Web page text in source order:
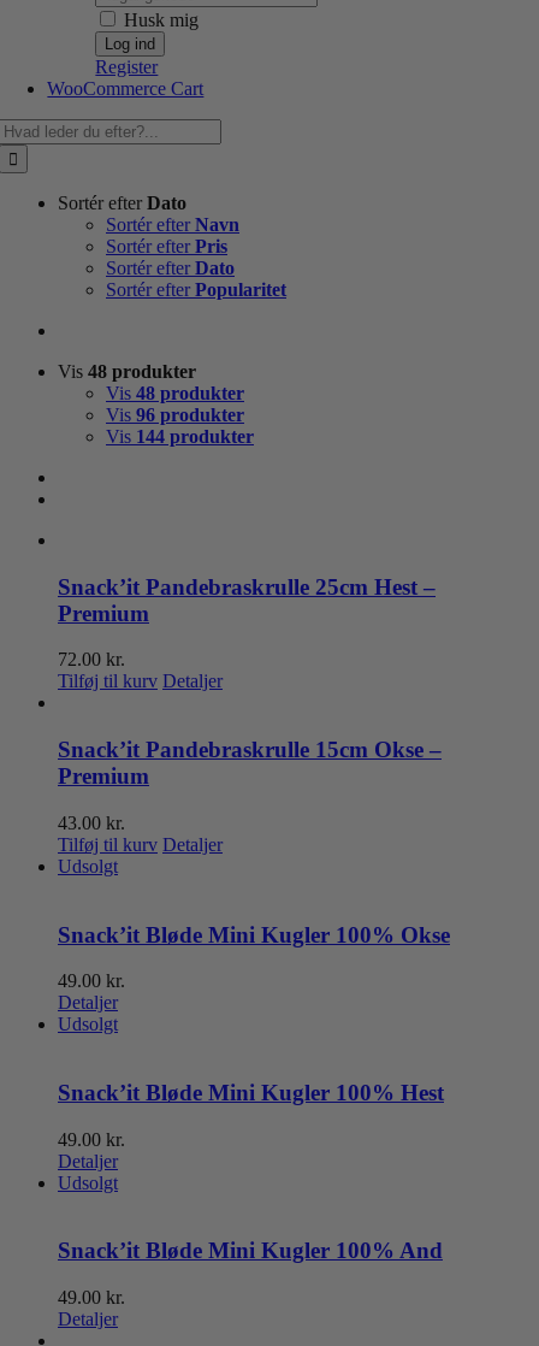
Husk mig
Register
WooCommerce Cart
Sortér efter Dato
Sortér efter Navn
Sortér efter Pris
Sortér efter Dato
Sortér efter Popularitet
Vis 48 produkter
Vis 48 produkter
Vis 96 produkter
Vis 144 produkter
Snack’it Pandebraskrulle 25cm Hest –
Premium
72.00 kr.
Tilføj til kurv Detaljer
Snack’it Pandebraskrulle 15cm Okse –
Premium
43.00 kr.
Tilføj til kurv Detaljer
Udsolgt
Snack’it Bløde Mini Kugler 100% Okse
49.00 kr.
Detaljer
Udsolgt
Snack’it Bløde Mini Kugler 100% Hest
49.00 kr.
Detaljer
Udsolgt
Snack’it Bløde Mini Kugler 100% And
49.00 kr.
Detaljer